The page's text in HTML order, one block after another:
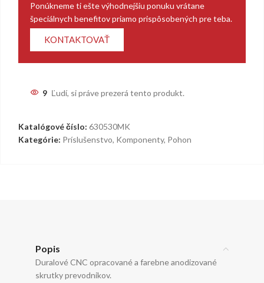
Ponúkneme ti ešte výhodnejšiu ponuku vrátane
špeciálnych benefitov priamo prispôsobených pre teba.
KONTAKTOVAŤ
9 Ľudí, si práve prezerá tento produkt.
Katalógové číslo: 630530MK
Kategórie: Príslušenstvo, Komponenty, Pohon
Popis
Duralové CNC opracované a farebne anodizované
skrutky prevodnikov.